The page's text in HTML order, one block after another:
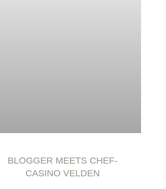
BLOGGER MEETS CHEF-
CASINO VELDEN